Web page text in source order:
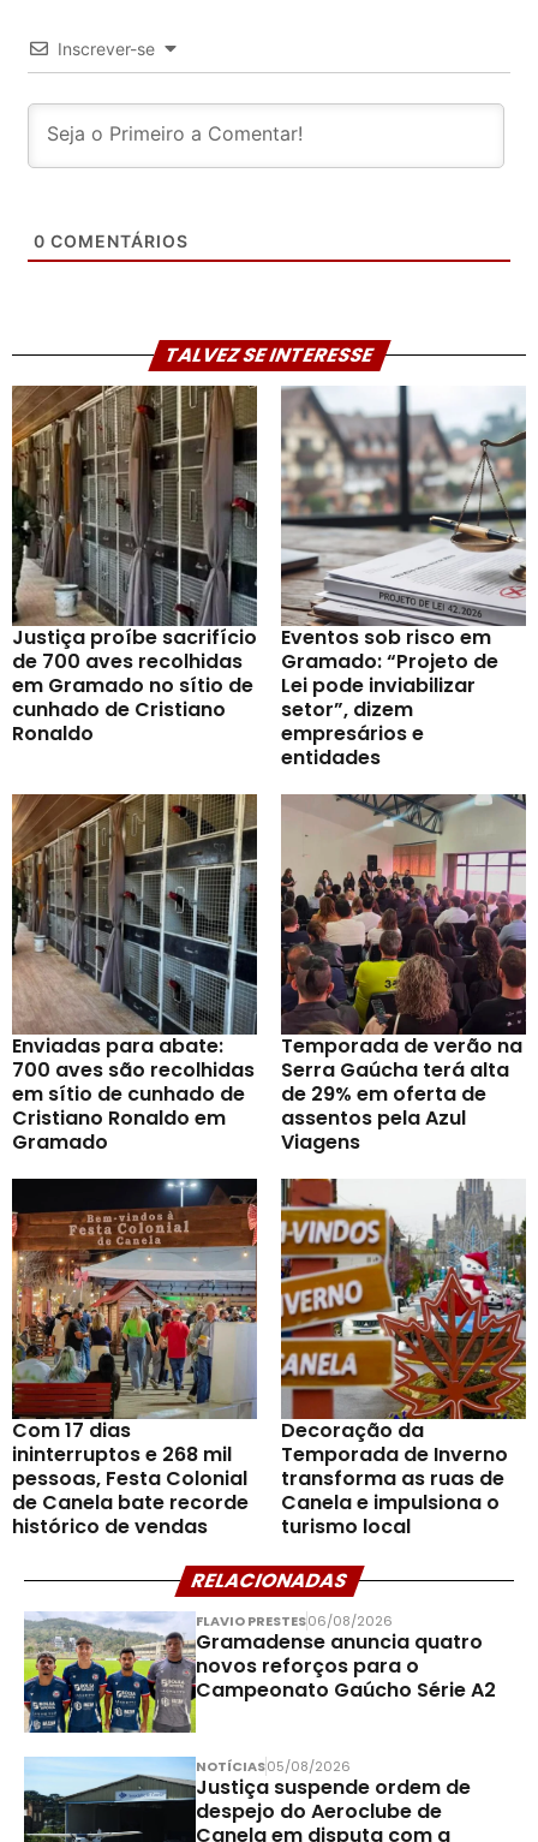
Inscrever-se
0 COMENTÁRIOS
TALVEZ SE INTERESSE
Justiça proíbe sacrifício
de 700 aves recolhidas
em Gramado no sítio de
cunhado de Cristiano
Ronaldo
Eventos sob risco em
Gramado: “Projeto de
Lei pode inviabilizar
setor”, dizem
empresários e
entidades
Enviadas para abate:
700 aves são recolhidas
em sítio de cunhado de
Cristiano Ronaldo em
Gramado
Temporada de verão na
Serra Gaúcha terá alta
de 29% em oferta de
assentos pela Azul
Viagens
Com 17 dias
ininterruptos e 268 mil
pessoas, Festa Colonial
de Canela bate recorde
histórico de vendas
Decoração da
Temporada de Inverno
transforma as ruas de
Canela e impulsiona o
turismo local
RELACIONADAS
FLAVIO PRESTES06/08/2026
Gramadense anuncia quatro
novos reforços para o
Campeonato Gaúcho Série A2
NOTÍCIAS05/08/2026
Justiça suspende ordem de
despejo do Aeroclube de
Canela em disputa com a